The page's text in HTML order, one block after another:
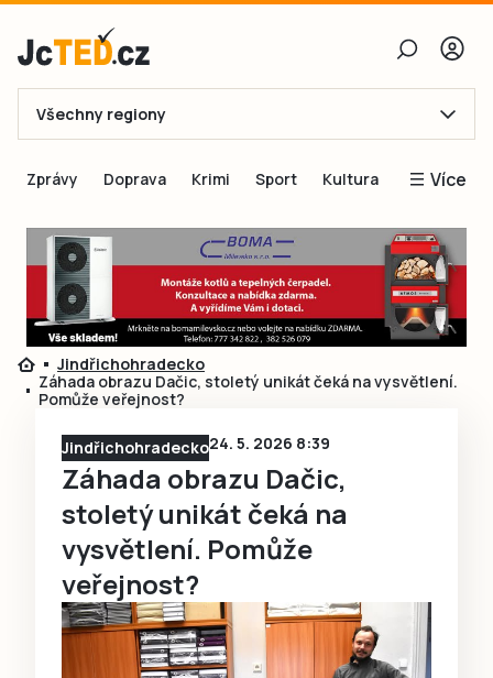
E-mail
Obnovit heslo
Přihlásit se
Přihlásit se přes Facebook
Ještě nemám účet, chci se
Všechny regiony
Zprávy Doprava Krimi Sport Kultura Více
Blogy
Inspirace
Čtenáři píší
Speciální přílohy
Jindřichohradecko
Záhada obrazu Dačic, stoletý unikát čeká na vysvětlení.
Pomůže veřejnost?
Jindřichohradecko24. 5. 2026 8:39
Záhada obrazu Dačic,
stoletý unikát čeká na
vysvětlení. Pomůže
veřejnost?